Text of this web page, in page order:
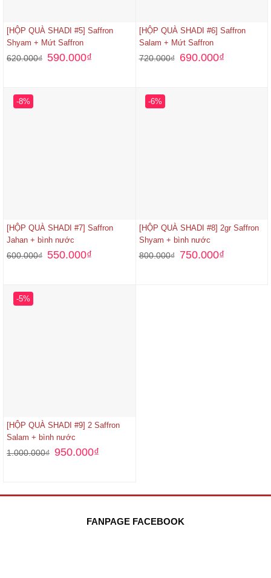
[HỘP QUÀ SHADI #5] Saffron
Shyam + Mứt Saffron
620.000₫ 590.000₫
[HỘP QUÀ SHADI #6] Saffron
Salam + Mứt Saffron
720.000₫ 690.000₫
-8%
[HỘP QUÀ SHADI #7] Saffron
Jahan + bình nước
600.000₫ 550.000₫
-6%
[HỘP QUÀ SHADI #8] 2gr Saffron
Shyam + bình nước
800.000₫ 750.000₫
-5%
[HỘP QUÀ SHADI #9] 2 Saffron
Salam + bình nước
1.000.000₫ 950.000₫
FANPAGE FACEBOOK